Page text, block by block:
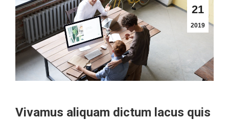
21
2019
Vivamus aliquam dictum lacus quis